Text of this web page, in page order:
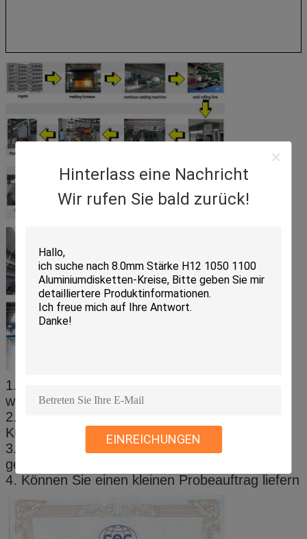
Hinterlass eine Nachricht
Wir rufen Sie bald zurück!
EINREICHUNGEN
1. Hersteller verkaufen direkt und der Preis ist
wettbewerbsfähig.
2. schnelle Lieferfrist, entsprechend
Kundenanforderungen
3. Berufsproduktion von kaltgewalzten, warm
gewalzten Aluminiumringen
4. Können Sie einen kleinen Probeauftrag liefern